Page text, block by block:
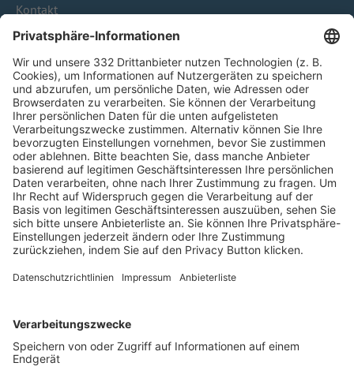
Kontakt
HÄUFIG BESUCHTE SEITEN
Pässe und Vereinswechsel
Trainerausbildung
Schulungsangebot Vereinsmitarbeiter
BFV-Geschäftsstellen
Trainerbörse
Login SpielPlus
FOLGE DEM BFV
TOP-VEREINE